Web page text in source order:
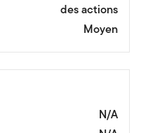
des actions
Moyen
N/A